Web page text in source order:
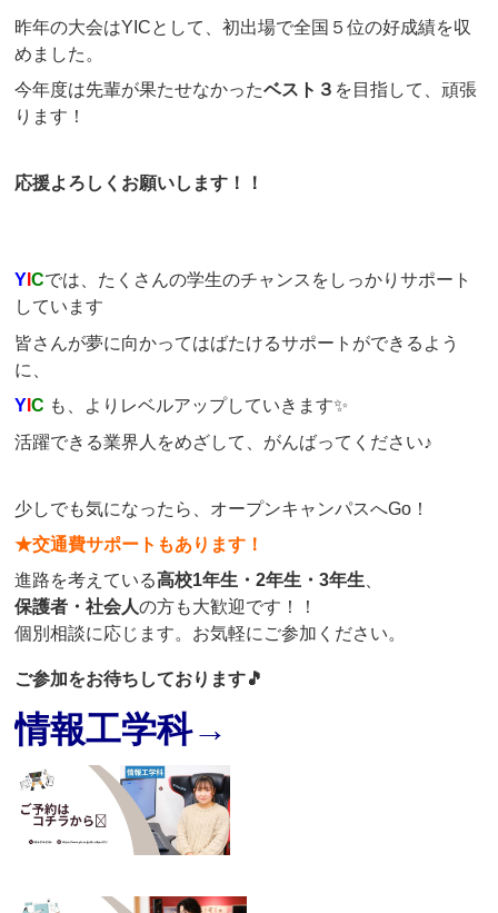
昨年の大会はYICとして、初出場で全国５位の好成績を収
めました。
今年度は先輩が果たせなかったベスト３ を目指して、頑張
ります！
応援よろしくお願いします！！
Y ICでは、たくさんの学生のチャンスをしっかりサポート
しています
皆さんが夢に向かってはばたけるサポートができるよう
に、
Y IC も、よりレベルアップしていきます✨
活躍できる業界人をめざして、がんばってください♪
少しでも気になったら、オープンキャンパスへGo！
★交通費サポートもあります！
進路を考えている高校1年生・2年生・3年生
保護者・社会人の方も大歓迎です！！
個別相談に応じます。お気軽にご参加ください。
ご参加をお待ちしております🎵
情報工学科→